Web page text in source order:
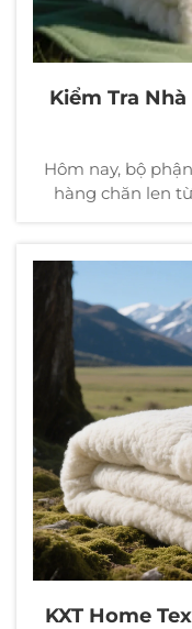
Kiểm Tra
Hôm nay, bộ
hàng chăn len
tiết, vật liệu, kỹ
KXT Home